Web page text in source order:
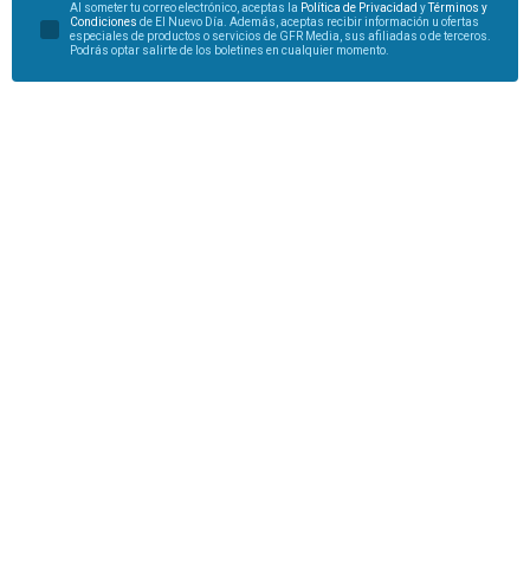
Al someter tu correo electrónico, aceptas la Política de Privacidad y
Términos y
Condiciones de El Nuevo Día. Además, aceptas recibir información u ofertas
especiales de productos o servicios de GFR Media, sus afiliadas o de terceros.
Podrás optar salirte de los boletines en cualquier momento.